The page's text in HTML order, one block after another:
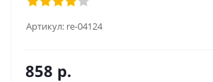
Артикул: re-04124
858 р.